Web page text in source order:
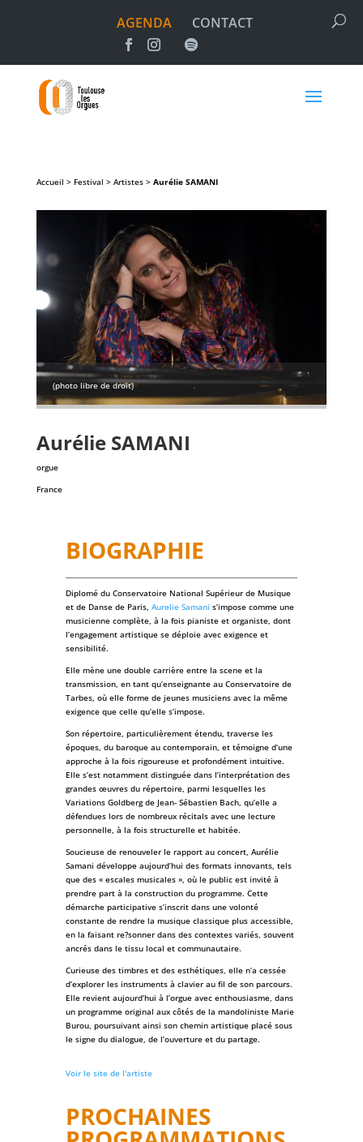
AGENDA CONTACT
Accueil > Festival > Artistes > Aurélie SAMANI
(photo libre de droit)
Aurélie SAMANI
orgue
France
BIOGRAPHIE
Diplomé du Conservatoire National Supérieur de Musique
et de Danse de Paris, Aurelie Samani s’impose comme une
musicienne complète, à la fois pianiste et organiste, dont
l’engagement artistique se déploie avec exigence et
sensibilité.
Elle mène une double carrière entre la scene et la
transmission, en tant qu’enseignante au Conservatoire de
Tarbes, où elle forme de jeunes musiciens avec la même
exigence que celle qu’elle s’impose.
Son répertoire, particulièrement étendu, traverse les
époques, du baroque au contemporain, et témoigne d’une
approche à la fois rigoureuse et profondément intuitive.
Elle s’est notamment distinguée dans l’interprétation des
grandes œuvres du répertoire, parmi lesquelles les
Variations Goldberg de Jean- Sébastien Bach, qu’elle a
défendues lors de nombreux récitals avec une lecture
personnelle, à la fois structurelle et habitée.
Soucieuse de renouveler le rapport au concert, Aurélie
Samani développe aujourd’hui des formats innovants, tels
que des « escales musicales », où le public est invité à
prendre part à la construction du programme. Cette
démarche participative s’inscrit dans une volonté
constante de rendre la musique classique plus accessible,
en la faisant re?sonner dans des contextes variés, souvent
ancrés dans le tissu local et communautaire.
Curieuse des timbres et des esthétiques, elle n’a cessée
d’explorer les instruments à clavier au fil de son parcours.
Elle revient aujourd’hui à l’orgue avec enthousiasme, dans
un programme original aux côtés de la mandoliniste Marie
Burou, poursuivant ainsi son chemin artistique placé sous
le signe du dialogue, de l’ouverture et du partage.
Voir le site de l'artiste
PROCHAINES